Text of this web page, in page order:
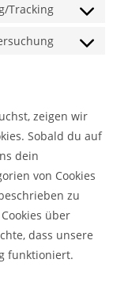
Tracking
zeigen wir
Sobald du auf
dein
von Cookies
zu
über
dass unsere
funktioniert.